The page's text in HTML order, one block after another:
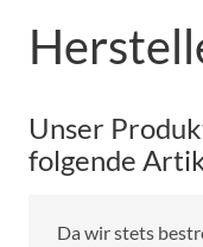
Unser
folgende
Da wir stets